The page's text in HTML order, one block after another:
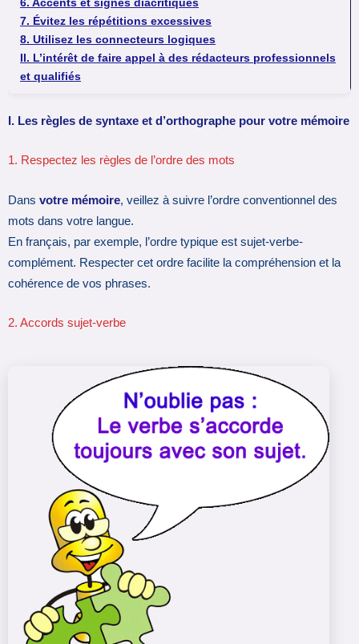
6. Accents et signes diacritiques
7. Évitez les répétitions excessives
8. Utilisez les connecteurs logiques
II. L’intérêt de faire appel à des rédacteurs professionnels
et qualifiés
I. Les règles de syntaxe et d’orthographe pour votre mémoire
1. Respectez les règles de l’ordre des mots
Dans votre mémoire, veillez à suivre l’ordre conventionnel des
mots dans votre langue.
En français, par exemple, l’ordre typique est sujet-verbe-
complément. Respecter cet ordre facilite la compréhension et la
cohérence de vos phrases.
2. Accords sujet-verbe